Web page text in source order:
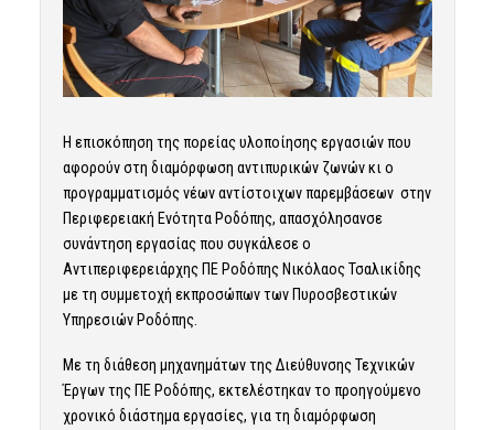
Η επισκόπηση της πορείας υλοποίησης εργασιών που
αφορούν στη διαμόρφωση αντιπυρικών ζωνών κι ο
προγραμματισμός νέων αντίστοιχων παρεμβάσεων στην
Περιφερειακή Ενότητα Ροδόπης, απασχόλησανσε
συνάντηση εργασίας που συγκάλεσε ο
Αντιπεριφερειάρχης ΠΕ Ροδόπης Νικόλαος Τσαλικίδης
με τη συμμετοχή εκπροσώπων των Πυροσβεστικών
Υπηρεσιών Ροδόπης.
Με τη διάθεση μηχανημάτων της Διεύθυνσης Τεχνικών
Έργων της ΠΕ Ροδόπης, εκτελέστηκαν το προηγούμενο
χρονικό διάστημα εργασίες, για τη διαμόρφωση